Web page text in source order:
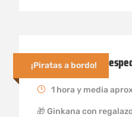
¡Piratas a bordo!
Gincana Pirata
1 hora y media
🎁 Ginkana con